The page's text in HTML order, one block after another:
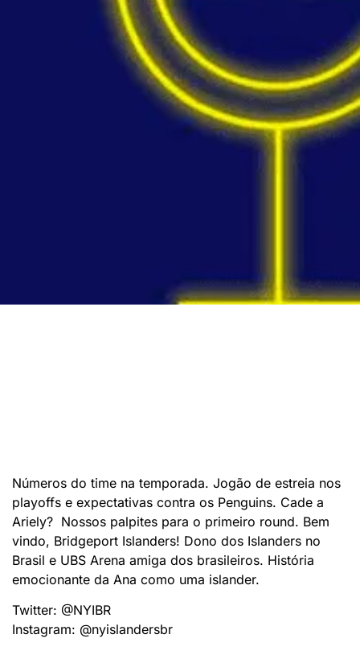
Números do time na temporada. Jogão de estreia nos
playoffs e expectativas contra os Penguins. Cade a
Ariely? Nossos palpites para o primeiro round. Bem
vindo, Bridgeport Islanders! Dono dos Islanders no
Brasil e UBS Arena amiga dos brasileiros. História
emocionante da Ana como uma islander.
Twitter: @NYIBR
Instagram: @nyislandersbr